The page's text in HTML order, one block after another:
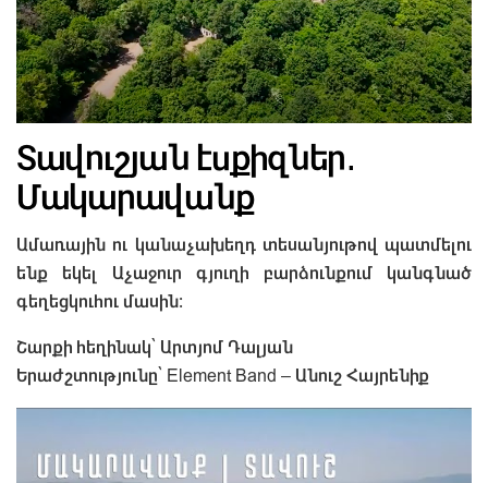
Տավուշյան էսքիզներ․
Մակարավանք
Ամառային ու կանաչախեղդ տեսանյութով պատմելու
ենք եկել Աչաջուր գյուղի բարձունքում կանգնած
գեղեցկուհու մասին։
Շարքի հեղինակ՝ Արտյոմ Դալյան
Երաժշտությունը՝ Element Band – Անուշ Հայրենիք